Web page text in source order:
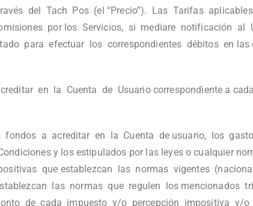
del Tach Pos (el “Precio”). Las Tarifas
por los Servicios, si mediare notificación al
para efectuar los correspondientes débitos en las
en la Cuenta de Usuario correspondiente a cada
a acreditar en la Cuenta de usuario, los
y los estipulados por las leyes o cualquier
que establezcan las normas vigentes
las normas que regulen los mencionados
de cada impuesto y/o percepción impositiva y/o